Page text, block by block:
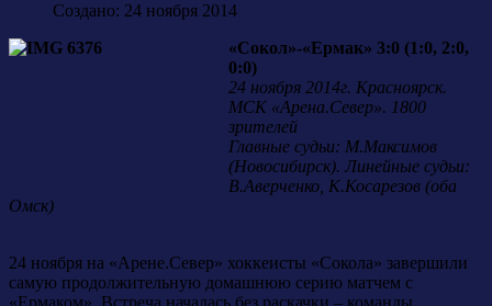
Создано: 24 ноября 2014
«Сокол»-«Ермак» 3:0 (1:0, 2:0,
0:0)
24 ноября 2014г. Красноярск.
МСК «Арена.Север». 1800
зрителей
Главные судьи: М.Максимов
(Новосибирск). Линейные судьи:
В.Аверченко, К.Косарезов (оба
Омск)
24 ноября на «Арене.Север» хоккеисты «Сокола» завершили
самую продолжительную домашнюю серию матчем с